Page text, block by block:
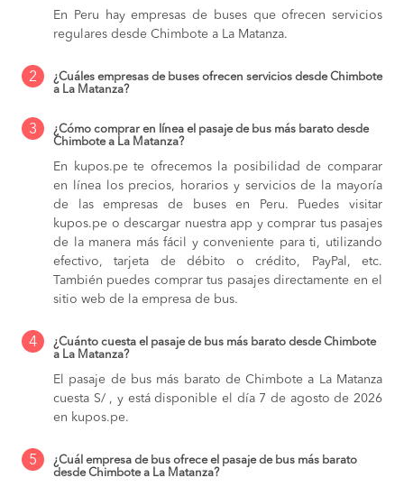
En Peru hay empresas de buses que ofrecen servicios
regulares desde Chimbote a La Matanza.
2
¿Cuáles empresas de buses ofrecen servicios desde Chimbote
a La Matanza?
3
¿Cómo comprar en línea el pasaje de bus más barato desde
Chimbote a La Matanza?
En kupos.pe te ofrecemos la posibilidad de comparar
en línea los precios, horarios y servicios de la mayoría
de las empresas de buses en Peru. Puedes visitar
kupos.pe o descargar nuestra app y comprar tus pasajes
de la manera más fácil y conveniente para ti, utilizando
efectivo, tarjeta de débito o crédito, PayPal, etc.
También puedes comprar tus pasajes directamente en el
sitio web de la empresa de bus.
4
¿Cuánto cuesta el pasaje de bus más barato desde Chimbote
a La Matanza?
El pasaje de bus más barato de Chimbote a La Matanza
cuesta S/ , y está disponible el día 7 de agosto de 2026
en kupos.pe.
5
¿Cuál empresa de bus ofrece el pasaje de bus más barato
desde Chimbote a La Matanza?